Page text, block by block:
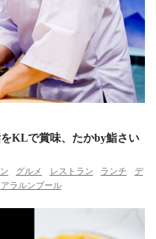
で賞味、たかby鮨さい
グルメ レストラン ランチ
デ
アラルンプール